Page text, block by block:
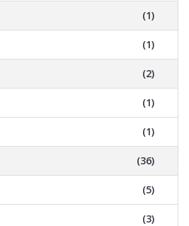
(1)
(1)
(2)
(1)
(1)
(36)
(5)
(3)